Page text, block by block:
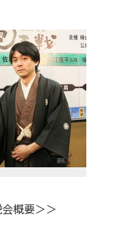
概要＞＞